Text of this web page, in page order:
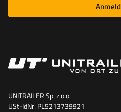
UNITRAILER Sp. z o.o.
USt-IdNr: PL5213739921